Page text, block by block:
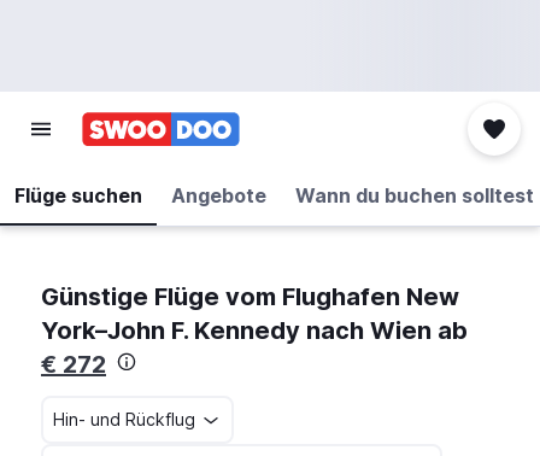
Flüge suchen Angebote Wann du buchen solltest
Günstige Flüge vom Flughafen New
York–John F. Kennedy nach Wien ab
€ 272
Hin- und Rückflug